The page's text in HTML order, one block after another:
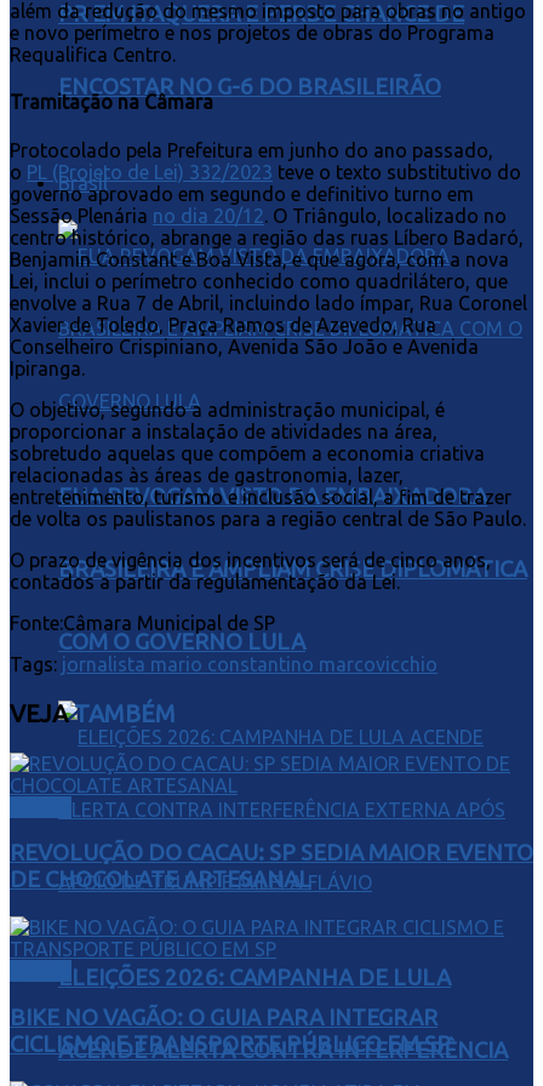
PR EM ITAQUERA E PERDE CHANCE DE
ENCOSTAR NO G-6 DO BRASILEIRÃO
Brasil
EUA REVOGAM VISTO DA EMBAIXADORA
BRASILEIRA E AMPLIAM CRISE DIPLOMÁTICA
COM O GOVERNO LULA
ELEIÇÕES 2026: CAMPANHA DE LULA
ACENDE ALERTA CONTRA INTERFERÊNCIA
além da redução do mesmo imposto para obras no antigo
e novo perímetro e nos projetos de obras do Programa
Requalifica Centro.
Tramitação na Câmara
Protocolado pela Prefeitura em junho do ano passado,
o PL (Projeto de Lei) 332/2023 teve o texto substitutivo do
governo aprovado em segundo e definitivo turno em
Sessão Plenária no dia 20/12. O Triângulo, localizado no
centro histórico, abrange a região das ruas Líbero Badaró,
Benjamin Constant e Boa Vista, e que agora, com a nova
Lei, inclui o perímetro conhecido como quadrilátero, que
envolve a Rua 7 de Abril, incluindo lado ímpar, Rua Coronel
Xavier de Toledo, Praça Ramos de Azevedo, Rua
Conselheiro Crispiniano, Avenida São João e Avenida
Ipiranga.
O objetivo, segundo a administração municipal, é
proporcionar a instalação de atividades na área,
sobretudo aquelas que compõem a economia criativa
relacionadas às áreas de gastronomia, lazer,
entretenimento, turismo e inclusão social, a fim de trazer
de volta os paulistanos para a região central de São Paulo.
O prazo de vigência dos incentivos será de cinco anos,
contados a partir da regulamentação da Lei.
Fonte:Câmara Municipal de SP
Tags: jornalista mario constantino marcovicchio
VEJATAMBÉM
REVOLUÇÃO DO CACAU: SP SEDIA MAIOR EVENTO
DE CHOCOLATE ARTESANAL
BIKE NO VAGÃO: O GUIA PARA INTEGRAR
CICLISMO E TRANSPORTE PÚBLICO EM SP